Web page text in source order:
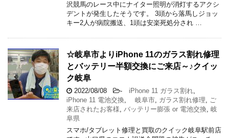
沢競馬のレース中にナイター照明が消灯するアクシ
デントが発生したそうです。 3頭から落馬しジョッ
キー2人が病院搬送、1頭は安楽死処分され …
☆岐阜市よりiPhone 11のガラス割れ修理
とバッテリー半額交換にご来店～♪クイッ
ク岐阜
2022/08/08 - iPhone 11 ガラス割れ,
iPhone 11 電池交換, 岐阜市, ガラス割れ修理, ご
来店されたお客様, バッテリー膨張 or 電池交換, 岐
阜県
スマホ/タブレット修理と買取のクイック岐阜駅前店